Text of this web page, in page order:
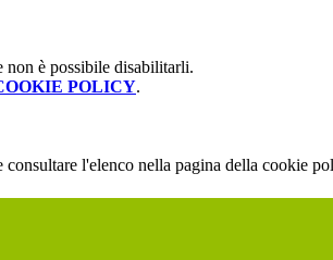
non è possibile disabilitarli.
POLICY.
l'elenco nella pagina della cookie